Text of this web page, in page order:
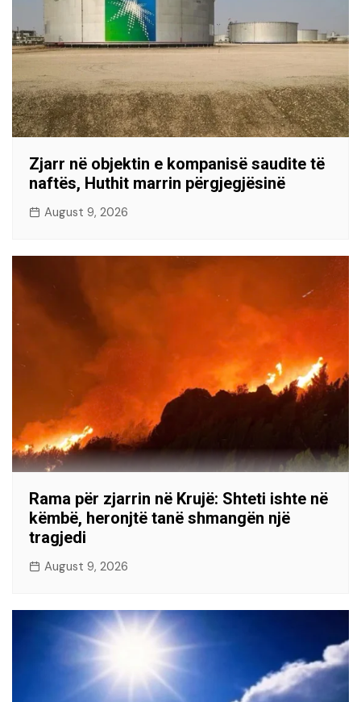
Zjarr në objektin e kompanisë saudite të
naftës, Huthit marrin përgjegjësinë
August 9, 2026
Rama për zjarrin në Krujë: Shteti ishte në
këmbë, heronjtë tanë shmangën një
tragjedi
August 9, 2026